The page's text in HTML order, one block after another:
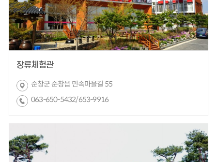
장류체험관
순창군 순창읍 민속마을길 55
063-650-5432/653-9916